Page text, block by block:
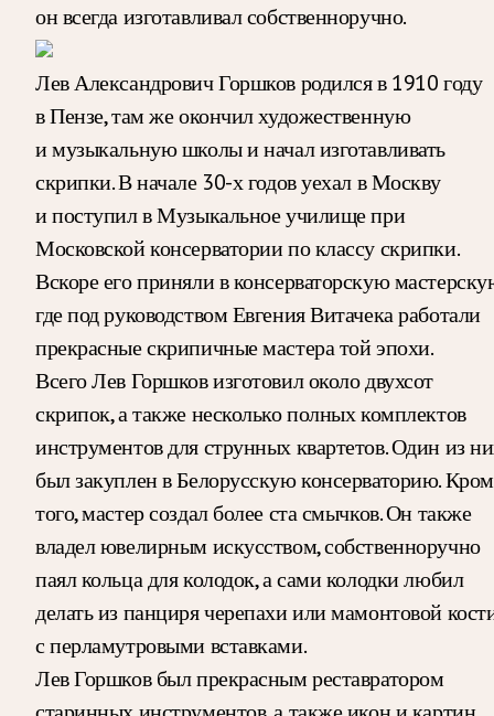
он всегда изготавливал собственноручно.
Лев Александрович Горшков родился в 1910 году
в Пензе, там же окончил художественную
и музыкальную школы и начал изготавливать
скрипки. В начале 30-х годов уехал в Москву
и поступил в Музыкальное училище при
Московской консерватории по классу скрипки.
Вскоре его приняли в консерваторскую
где под руководством Евгения Витачека работали
прекрасные скрипичные мастера той эпохи.
Всего Лев Горшков изготовил около двухсот
скрипок, а также несколько полных комплектов
инструментов для струнных квартетов. Один из
был закуплен в Белорусскую консерваторию.
того, мастер создал более ста смычков. Он также
владел ювелирным искусством, собственноручно
паял кольца для колодок, а сами колодки любил
делать из панциря черепахи или мамонтовой
с перламутровыми вставками.
Лев Горшков был прекрасным реставратором